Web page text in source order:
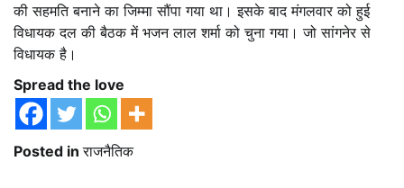
की सहमति बनाने का जिम्मा सौंपा गया था। इसके बाद मंगलवार को हुई
विधायक दल की बैठक में भजन लाल शर्मा को चुना गया। जो सांगनेर से
विधायक है।
Spread the love
Posted inराजनैतिक